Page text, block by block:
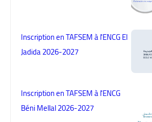
Inscription en TAFSEM à l'ENCG El
Jadida 2026-2027
Inscription en TAFSEM à l'ENCG
Béni Mellal 2026-2027